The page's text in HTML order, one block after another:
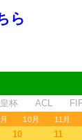
ら
杯 ACL
10月 11月
10 11